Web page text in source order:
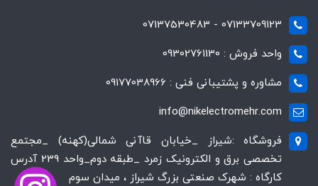
07133709123 - 07137530483
واحد فروش : 09302761130
مشاوره و پشتیبانی فنی : 09177038966
info@nikelectromehr.com
فروشگاه :شیراز _خیابان قاآنی شمالی(کهنه) _مجتمع
تخصصی برق و الکترونیک زمرد _طبقه دوم_واحد 239 آدرس
کارگاه : شهرک صنعتی بزرگ شیراز ، میدان سوم